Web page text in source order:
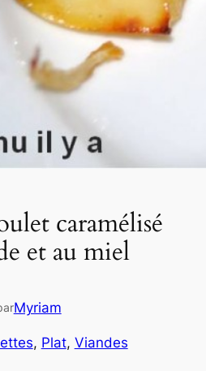
caramélisé
et au miel
Myriam
, Plat, Viandes